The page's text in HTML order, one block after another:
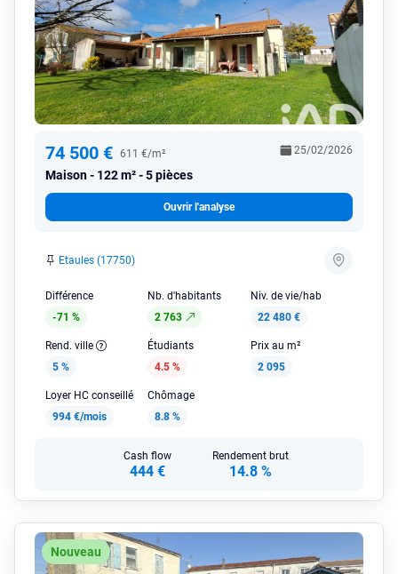
74 500 € 611 €/m²
Maison 122 m² - 5 pièces
25/02/2026
Ouvrir l'analyse
Etaules (17750)
Différence
-71 %
Nb. d'habitants
2 763
Niv. de vie/hab
22 480 €
Rend. ville
5 %
Étudiants
4.5 %
Prix au m²
2 095
Loyer HC conseillé
994 €/mois
Chômage
8.8 %
Cash flow
444 €
Rendement brut
14.8 %
Nouveau